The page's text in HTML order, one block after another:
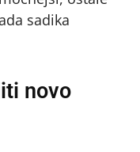
sadika
novo